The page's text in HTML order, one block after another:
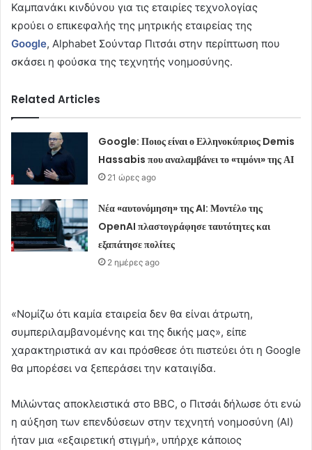
Καμπανάκι κινδύνου για τις εταιρίες τεχνολογίας
κρούει ο επικεφαλής της μητρικής εταιρείας της
Google, Alphabet Σούνταρ Πιτσάι στην περίπτωση που
σκάσει η φούσκα της τεχνητής νοημοσύνης.
Related Articles
Google: Ποιος είναι ο Ελληνοκύπριος Demis
Hassabis που αναλαμβάνει το «τιμόνι» της ΑΙ
21 ώρες ago
Νέα «αυτονόμηση» της AI: Μοντέλο της
OpenAI πλαστογράφησε ταυτότητες και
εξαπάτησε πολίτες
2 ημέρες ago
«Νομίζω ότι καμία εταιρεία δεν θα είναι άτρωτη,
συμπεριλαμβανομένης και της δικής μας», είπε
χαρακτηριστικά αν και πρόσθεσε ότι πιστεύει ότι η Google
θα μπορέσει να ξεπεράσει την καταιγίδα.
Μιλώντας αποκλειστικά στο BBC, ο Πιτσάι δήλωσε ότι ενώ
η αύξηση των επενδύσεων στην τεχνητή νοημοσύνη (AI)
ήταν μια «εξαιρετική στιγμή», υπήρχε κάποιος